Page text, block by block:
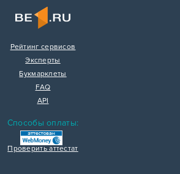
Рейтинг сервисов
Эксперты
Букмарклеты
FAQ
API
Способы оплаты:
Проверить аттестат